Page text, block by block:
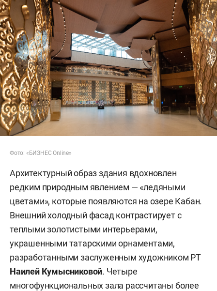
Фото: «БИЗНЕС Online»
Архитектурный образ здания вдохновлен
редким природным явлением — «ледяными
цветами», которые появляются на озере Кабан.
Внешний холодный фасад контрастирует с
теплыми золотистыми интерьерами,
украшенными татарскими орнаментами,
разработанными заслуженным художником РТ
Наилей Кумысниковой. Четыре
многофункциональных зала рассчитаны более